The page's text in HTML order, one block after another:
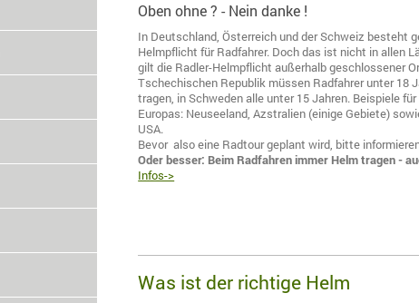
Oben ohne ? - Nein danke !
In Deutschland, Österreich und der Schweiz besteht
Helmpflicht für Radfahrer. Doch das ist nicht in allen
gilt die Radler-Helmpflicht außerhalb geschlossener
Tschechischen Republik müssen Radfahrer unter 18
tragen, in Schweden alle unter 15 Jahren. Beispiele
Europas: Neuseeland, Azstralien (einige Gebiete)
USA.
Bevor also eine Radtour geplant wird, bitte
Oder besser: Beim Radfahren immer Helm tragen -
Infos->
Was ist der richtige Helm